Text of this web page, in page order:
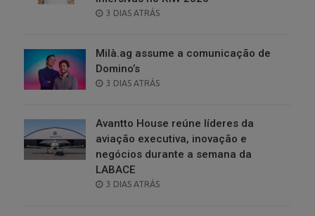
POSTED
3 DIAS ATRÁS
Milà.ag assume a comunicação de
Domino’s
POSTED
3 DIAS ATRÁS
Avantto House reúne líderes da
aviação executiva, inovação e
negócios durante a semana da
LABACE
POSTED
3 DIAS ATRÁS